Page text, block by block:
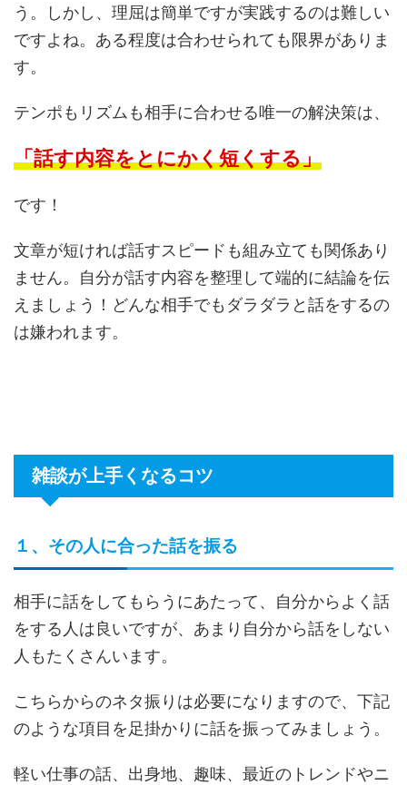
う。しかし、理屈は簡単ですが実践するのは難しい
ですよね。ある程度は合わせられても限界がありま
す。
テンポもリズムも相手に合わせる唯一の解決策は、
「話す内容をとにかく短くする」
です！
文章が短ければ話すスピードも組み立ても関係あり
ません。自分が話す内容を整理して端的に結論を伝
えましょう！どんな相手でもダラダラと話をするの
は嫌われます。
雑談が上手くなるコツ
１、その人に合った話を振る
相手に話をしてもらうにあたって、自分からよく話
をする人は良いですが、あまり自分から話をしない
人もたくさんいます。
こちらからのネタ振りは必要になりますので、下記
のような項目を足掛かりに話を振ってみましょう。
軽い仕事の話、出身地、趣味、最近のトレンドやニ